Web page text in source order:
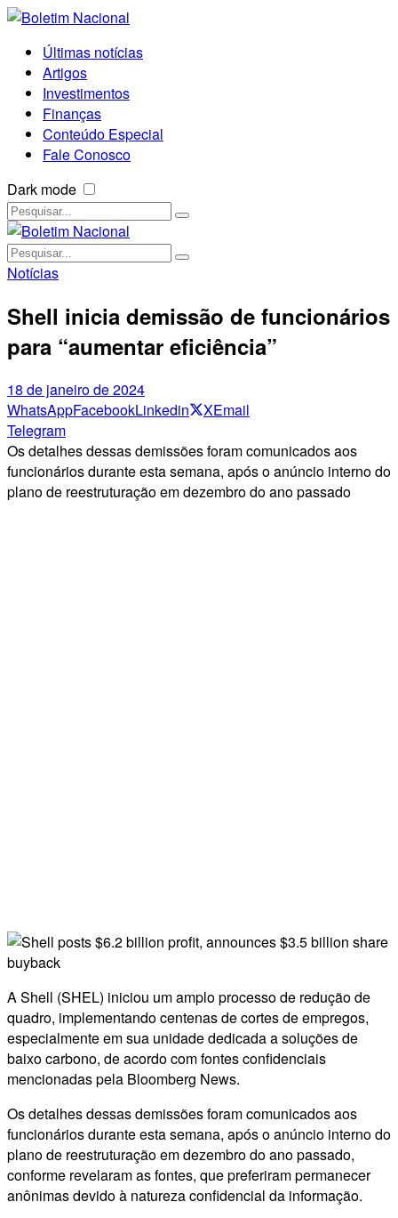
Últimas notícias
Artigos
Investimentos
Finanças
Conteúdo Especial
Fale Conosco
Dark mode
Notícias
Shell inicia demissão de funcionários
para “aumentar eficiência”
18 de janeiro de 2024
WhatsAppFacebookLinkedin XEmail
Telegram
Os detalhes dessas demissões foram comunicados aos
funcionários durante esta semana, após o anúncio interno do
plano de reestruturação em dezembro do ano passado
A Shell (SHEL) iniciou um amplo processo de redução de
quadro, implementando centenas de cortes de empregos,
especialmente em sua unidade dedicada a soluções de
baixo carbono, de acordo com fontes confidenciais
mencionadas pela Bloomberg News.
Os detalhes dessas demissões foram comunicados aos
funcionários durante esta semana, após o anúncio interno do
plano de reestruturação em dezembro do ano passado,
conforme revelaram as fontes, que preferiram permanecer
anônimas devido à natureza confidencial da informação.